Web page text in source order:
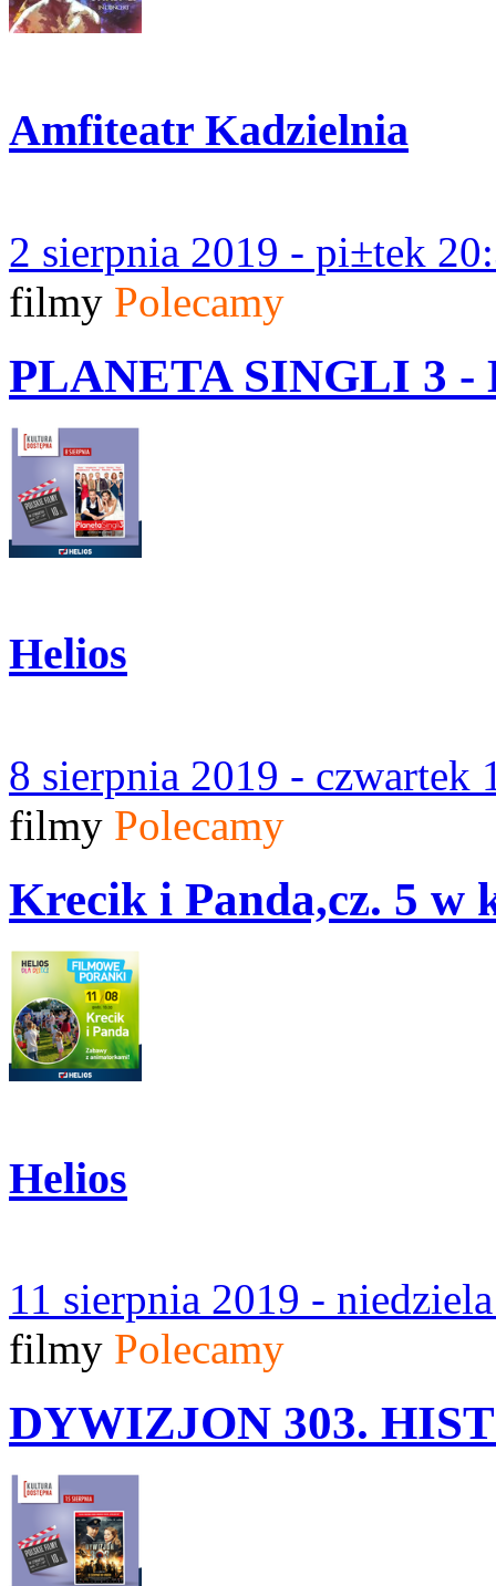
Amfiteatr Kadzielnia
2 sierpnia 2019 - pi±tek
filmy Polecamy
PLANETA SINGLI 3
Helios
8 sierpnia 2019 - czwartek
filmy Polecamy
Krecik i Panda,cz. 5 w
Helios
11 sierpnia 2019 -
filmy Polecamy
DYWIZJON 303.